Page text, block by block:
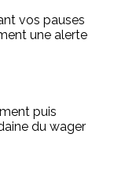
vos pauses
une alerte
puis
du wager